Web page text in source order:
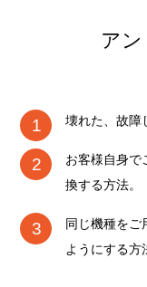
ア
壊れた、故障
お客様自身で
換する方法。
同じ機種をご
ようにする方